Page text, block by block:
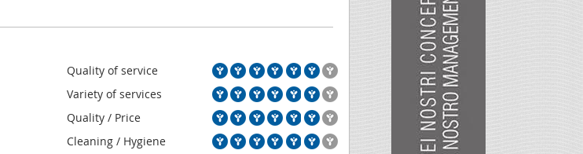
Quality of service
Variety of services
Quality / Price
Cleaning / Hygiene